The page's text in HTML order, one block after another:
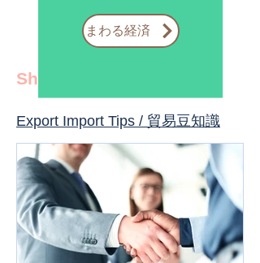
沖縄の企業を、物流を通してサポー
トいたします。
​Shine like the ”TIDA"
スティーダジャパンはロジスティク
のように輝く未来をお届けします。
まわる経済
Export Import Tips / 貿易豆知識